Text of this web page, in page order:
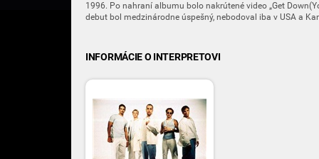
1996. Po nahraní albumu bolo nakrútené video „Get
debut bol medzinárodne úspešný, nebodoval iba v USA a
INFORMÁCIE O INTERPRETOVI